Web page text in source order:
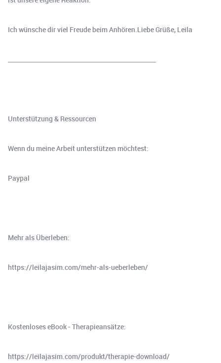
Ich wünsche dir viel Freude beim Anhören.Liebe Grüße, Leila
Unterstützung & Ressourcen
Wenn du meine Arbeit unterstützen möchtest:
⁠⁠⁠⁠⁠Paypal⁠⁠⁠⁠⁠
Mehr als Überleben:
⁠⁠https://leilajasim.com/mehr-als-ueberleben/⁠⁠
Kostenloses eBook - Therapieansätze:
⁠⁠https://leilajasim.com/produkt/therapie-download/⁠⁠